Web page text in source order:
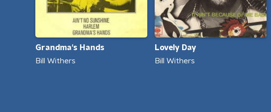
Grandma's Hands
Bill Withers
Lovely Day
Bill Withers